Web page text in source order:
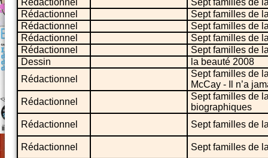
Rédactionnel
Sept familles de
Rédactionnel
Sept familles de
Rédactionnel
Sept familles de
Rédactionnel
Sept familles de
Dessin
la beauté 2008
Rédactionnel
Sept familles de
McCay - Il n’a
Rédactionnel
Sept familles de
biographiques
Rédactionnel
Sept familles de
Rédactionnel
Sept familles de